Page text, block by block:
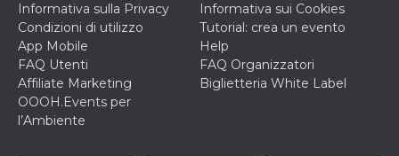
Informativa sulla Privacy
Informativa sui Cookies
Condizioni di utilizzo
Tutorial: crea un evento
App Mobile
Help
FAQ Utenti
FAQ Organizzatori
Affiliate Marketing
Biglietteria White Label
OOOH.Events per
l’Ambiente